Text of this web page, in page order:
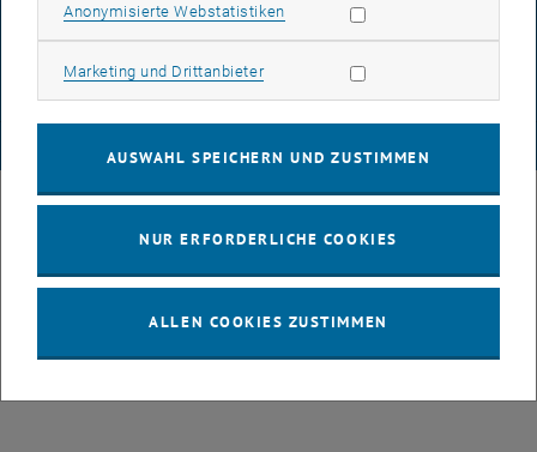
COOKIEEINSTELLUNGEN
Anonymisierte WebstatistikenStatistik Cookies zulassen
Marketing und DrittanbieterMarketing Cookies zulassen
AUSWAHL SPEICHERN UND ZUSTIMMEN
NUR ERFORDERLICHE COOKIES
ALLEN COOKIES ZUSTIMMEN